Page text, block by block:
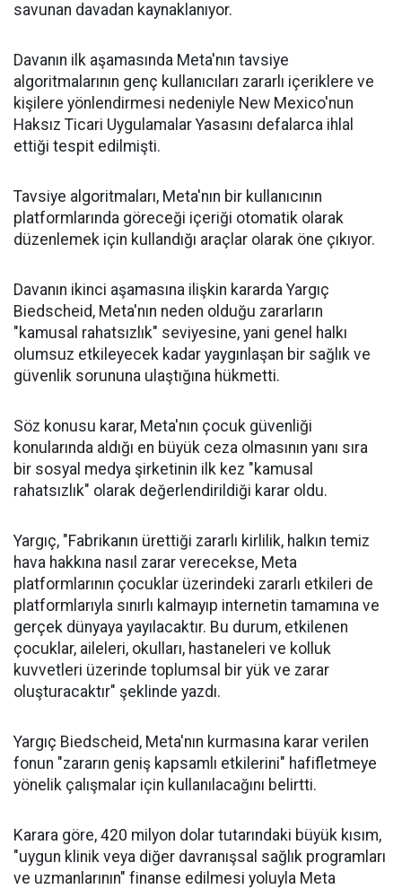
savunan davadan kaynaklanıyor.
Davanın ilk aşamasında Meta'nın tavsiye
algoritmalarının genç kullanıcıları zararlı içeriklere ve
kişilere yönlendirmesi nedeniyle New Mexico'nun
Haksız Ticari Uygulamalar Yasasını defalarca ihlal
ettiği tespit edilmişti.
Tavsiye algoritmaları, Meta'nın bir kullanıcının
platformlarında göreceği içeriği otomatik olarak
düzenlemek için kullandığı araçlar olarak öne çıkıyor.
Davanın ikinci aşamasına ilişkin kararda Yargıç
Biedscheid, Meta'nın neden olduğu zararların
"kamusal rahatsızlık" seviyesine, yani genel halkı
olumsuz etkileyecek kadar yaygınlaşan bir sağlık ve
güvenlik sorununa ulaştığına hükmetti.
Söz konusu karar, Meta'nın çocuk güvenliği
konularında aldığı en büyük ceza olmasının yanı sıra
bir sosyal medya şirketinin ilk kez "kamusal
rahatsızlık" olarak değerlendirildiği karar oldu.
Yargıç, "Fabrikanın ürettiği zararlı kirlilik, halkın temiz
hava hakkına nasıl zarar verecekse, Meta
platformlarının çocuklar üzerindeki zararlı etkileri de
platformlarıyla sınırlı kalmayıp internetin tamamına ve
gerçek dünyaya yayılacaktır. Bu durum, etkilenen
çocuklar, aileleri, okulları, hastaneleri ve kolluk
kuvvetleri üzerinde toplumsal bir yük ve zarar
oluşturacaktır" şeklinde yazdı.
Yargıç Biedscheid, Meta'nın kurmasına karar verilen
fonun "zararın geniş kapsamlı etkilerini" hafifletmeye
yönelik çalışmalar için kullanılacağını belirtti.
Karara göre, 420 milyon dolar tutarındaki büyük kısım,
"uygun klinik veya diğer davranışsal sağlık programları
ve uzmanlarının" finanse edilmesi yoluyla Meta